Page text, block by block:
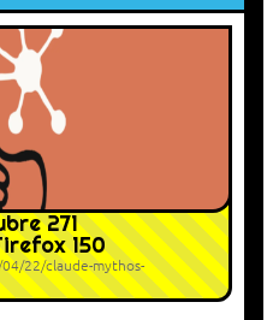
271
150
22/claude-mythos-